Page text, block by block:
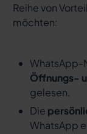
Reihe von
möchten:
WhatsApp-
Öffnungs-
gelesen.
Die
WhatsApp